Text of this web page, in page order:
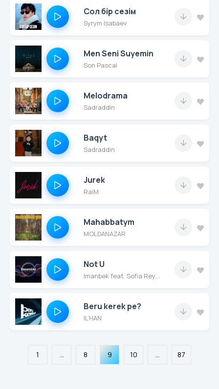
Сол бір сезім
Syrym Isabaev
Men Seni Suyemin
Son Pascal
Melodrama
Sadraddin
Baqyt
Sadraddin
Jurek
RaiM
Mahabbatym
MOLDANAZAR
Not U
Imanbek feat. Sofia Reyes & Luisa Sonza
Beru kerek pe?
IL’HAN
1 ... 8 9 10 ... 87